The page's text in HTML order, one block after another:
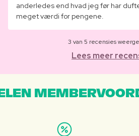
anderledes end hvad jeg før har
meget værdi for pengene.
3 van 5 recensies
Lees meer